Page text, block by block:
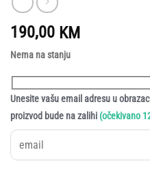
190,00 KM
Nema na stanju
Unesite vašu email adresu u
proizvod bude na zalihi (očekivano